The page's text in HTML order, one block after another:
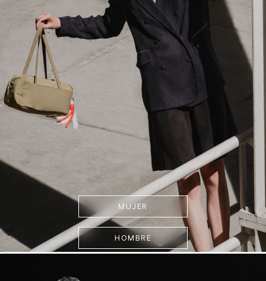
MUJER
HOMBRE